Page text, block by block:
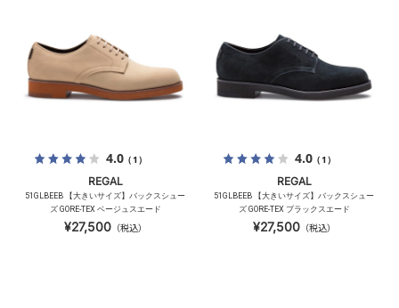
4.0（1）
REGAL
51GLBEEB 【大きいサイズ】バックスシュー
ズ GORE-TEX ベージュスエード
¥27,500（税込）
4.0（1）
REGAL
51GLBEEB 【大きいサイズ】バックスシュー
ズ GORE-TEX ブラックスエード
¥27,500（税込）